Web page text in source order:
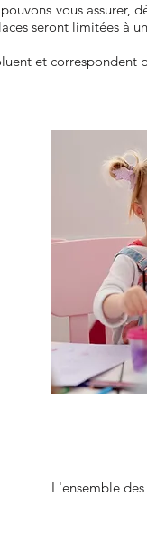
vous assurer,
seront limitées à
et correspondent
L'ensemble